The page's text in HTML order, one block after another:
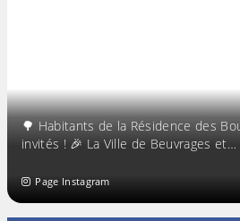
🌳 Habitants de la Résidence des
invités ! 🎉 La Ville de Beuvrages et…
Page Instagram